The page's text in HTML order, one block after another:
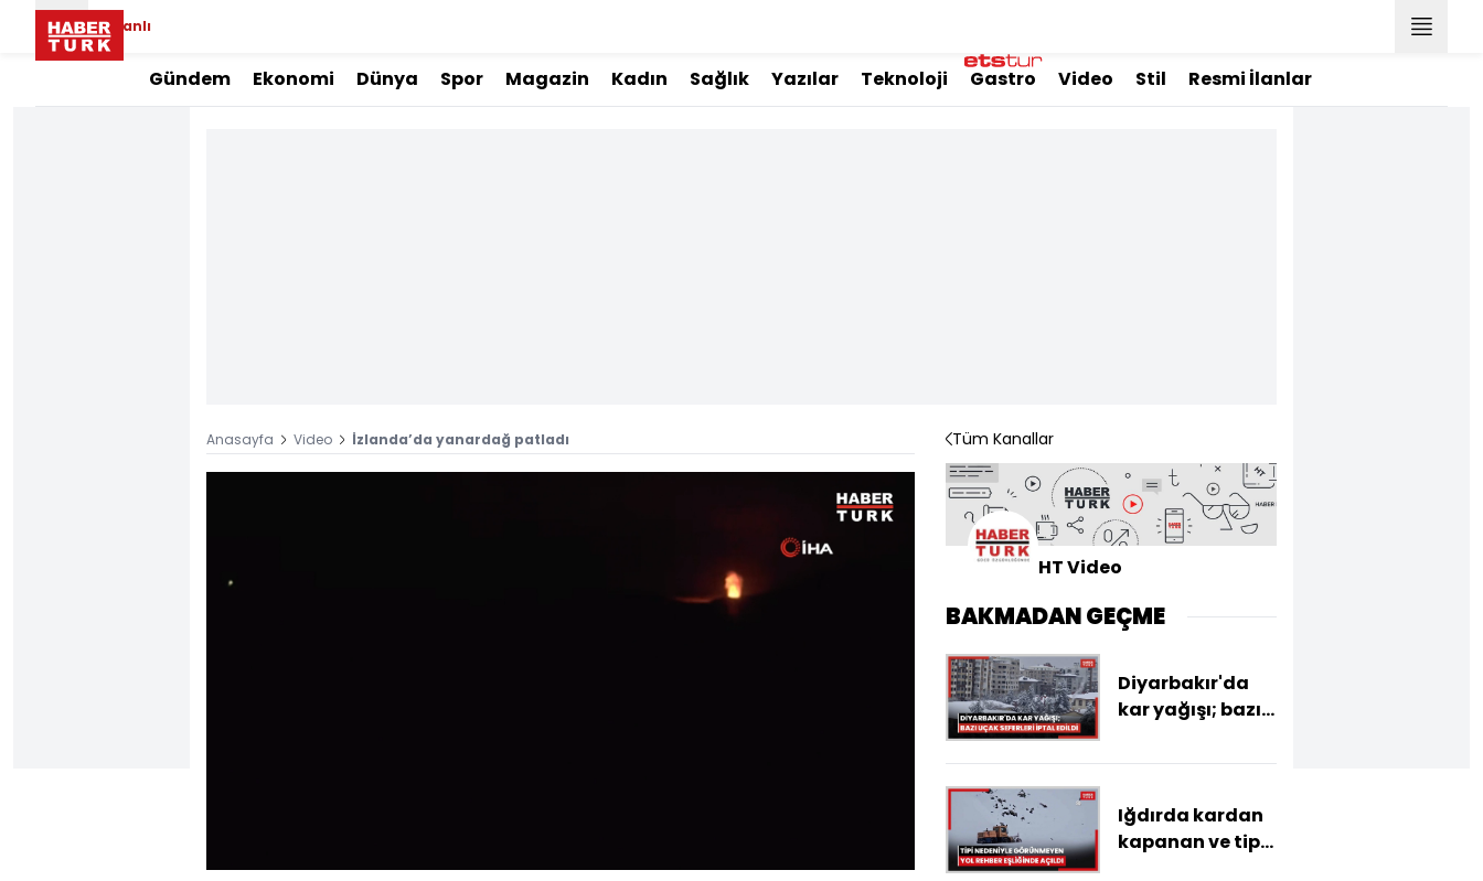
Canlı
Gündem Ekonomi Dünya Spor Magazin Kadın Sağlık Yazılar Teknoloji Gastro Video Stil Resmi İlanlar
Anasayfa Video İzlanda’da yanardağ patladı Tüm Kanallar
HT Video
BAKMADAN GEÇME
Diyarbakır'da
kar yağışı; bazı
iptal edildi
Iğdırda kardan
kapanan ve tipi